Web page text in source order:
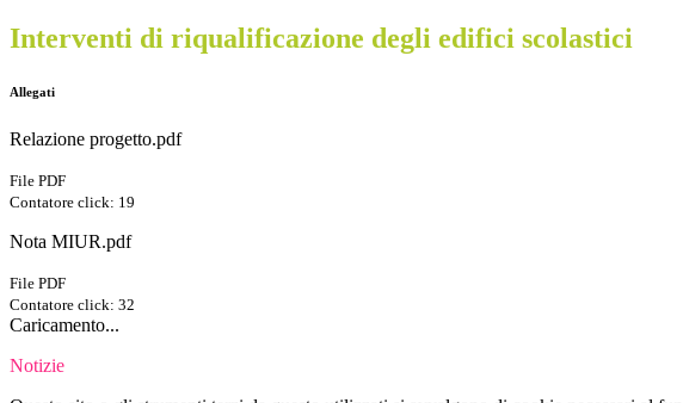
Interventi di riqualificazione degli edifici scolastici
Allegati
Relazione progetto.pdf
File PDF
Contatore click: 19
Nota MIUR.pdf
File PDF
Contatore click: 32
Caricamento...
Notizie